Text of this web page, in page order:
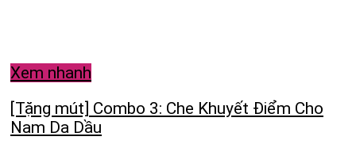
Xem nhanh
[Tặng mút] Combo 3: Che Khuyết Điểm Cho
Nam Da Dầu